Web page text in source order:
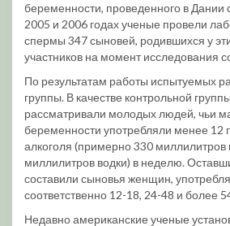
беременности, проведенного в Дании
2005 и 2006 годах ученые провели
спермы 347 сыновей, родившихся у
участников на момент исследования
По результатам работы испытуемых
группы. В качестве контрольной
рассматривали молодых людей, чьи
беременности употребляли менее 12
алкоголя (примерно 330 миллилитров
миллилитров водки) в неделю.
составили сыновья женщин,
соответственно 12-18, 24-48 и более
Недавно американские ученые